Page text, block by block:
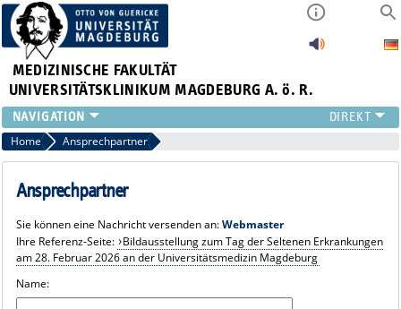
MEDIZINISCHE FAKULTÄT
UNIVERSITÄTSKLINIKUM MAGDEBURG A. ö. R.
INSTITUTE
KLINIKEN
ZENTRALE EINRICHTUNGEN
PRESSE
ÜBER UNS
INTRANET
Home Ansprechpartner
Ansprechpartner
Sie können eine Nachricht versenden an:Webmaster
Ihre Referenz-Seite: Bildausstellung zum Tag der Seltenen Erkrankungen
am 28. Februar 2026 an der Universitätsmedizin Magdeburg
Name: